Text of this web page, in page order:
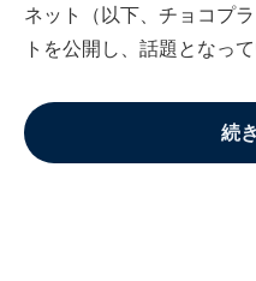
ネット（以下、チョコプ
トを公開し、話題となっ
続